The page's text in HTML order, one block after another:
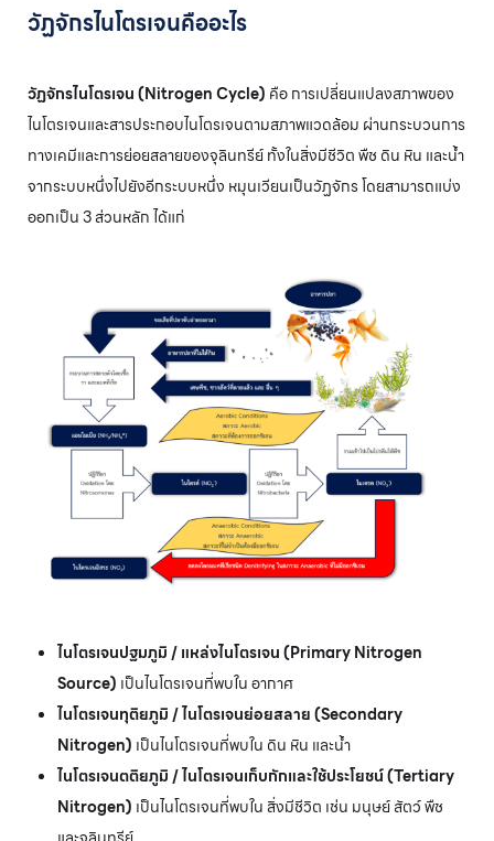
วัฏจักรไนโตรเจนคืออะไร
วัฏจักรไนโตรเจน (Nitrogen Cycle) คือ การเปลี่ยนแปลงสภาพของ
ไนโตรเจนและสารประกอบไนโตรเจนตามสภาพแวดล้อม ผ่านกระบวนการ
ทางเคมีและการย่อยสลายของจุลินทรีย์ ทั้งในสิ่งมีชีวิต พืช ดิน หิน และน้ำ
จากระบบหนึ่งไปยังอีกระบบหนึ่ง หมุนเวียนเป็นวัฏจักร โดยสามารถแบ่ง
ออกเป็น 3 ส่วนหลัก ได้แก่
ไนโตรเจนปฐมภูมิ / แหล่งไนโตรเจน (Primary Nitrogen
Source) เป็นไนโตรเจนที่พบใน อากาศ
ไนโตรเจนทุติยภูมิ / ไนโตรเจนย่อยสลาย (Secondary
Nitrogen) เป็นไนโตรเจนที่พบใน ดิน หิน และน้ำ
ไนโตรเจนตติยภูมิ / ไนโตรเจนเก็บกักและใช้ประโยชน์ (Tertiary
Nitrogen) เป็นไนโตรเจนที่พบใน สิ่งมีชีวิต เช่น มนุษย์ สัตว์ พืช